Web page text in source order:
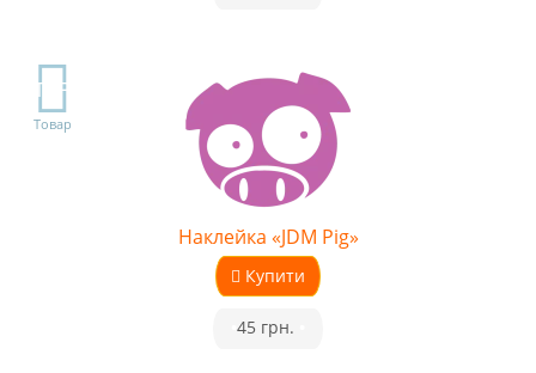
TOP
Товар
Наклейка «JDM Pig»
Купити
45 грн.